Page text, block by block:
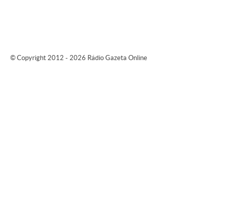
© Copyright 2012 - 2026 Rádio Gazeta Online